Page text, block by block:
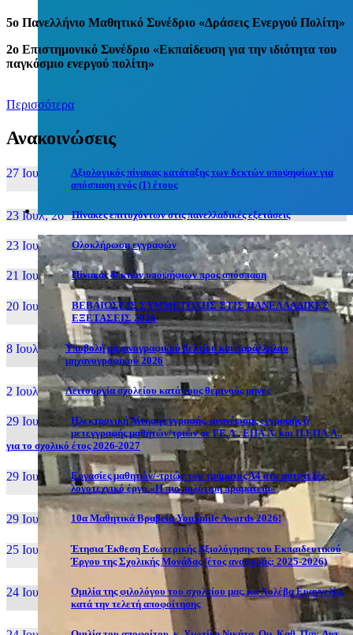
5o Πανελλήνιο Μαθητικό Συνέδριο «Δράσεις Ενεργού Πολίτη»
2ο Επιστημονικό Συνέδριο «Εκπαίδευση για την ιδιότητα του
παγκόσμιο ενεργού πολίτη»
Περισσότερα
Ανακοινώσεις
27 Ιουν, 26
Αξιολογικός πίνακας κατάταξης των δεκτών υποψηφίων για
απόσπαση ενός (1) έτους
23 Ιουλ, 26 Πίνακες επιτυχόντων στις πανελλαδικές εξετάσεις
23 Ιουλ, 26 Ολοκλήρωση εγγραφών
21 Ιουλ, 26 Πίνακας δεκτών υποψήφιων προς απόσπαση
20 Ιουλ, 26
ΒΕΒΑΙΩΣΕΙΣ ΣΥΜΜΕΤΟΧΗΣ ΣΤΙΣ ΠΑΝΕΛΛΑΔΙΚΕΣ
ΕΞΕΤΑΣΕΙΣ 2026
8 Ιουλ, 26
Υποβολή μηχανογραφικού δελτίου και παράλληλου
μηχανογραφικού 2026
2 Ιουλ, 26 Λειτουργία σχολείου κατά τους θερινούς μήνες
29 Ιουν, 26
Ηλεκτρονική Αίτηση εγγραφής, ανανέωσης εγγραφής ή
μετεγγραφής μαθητών/τριών σε ΓΕ.Λ., ΕΠΑ.Λ. και Π.ΕΠΑ.Λ.,
για το σχολικό έτος 2026-2027
29 Ιουν, 26
Εργασίες μαθητών/-τριών του τμήματος Α4 στο αυτοτελές
λογοτεχνικό έργο «Η πιο πολύτιμη πραμάτεια»
29 Ιουν, 26 10α Μαθητικά Βραβεία YouSmile Awards 2026!
25 Ιουν, 26
Έτησια Έκθεση Εσωτερικής Αξιολόγησης του Εκπαιδευτικού
Έργου της Σχολικής Μονάδας (έτος αναφοράς: 2025-2026)
24 Ιουν, 26
Ομιλία της φιλολόγου του σχολείου μας, κα Χολέβα Ευαγγελία,
κατά την τελετή αποφοίτησης